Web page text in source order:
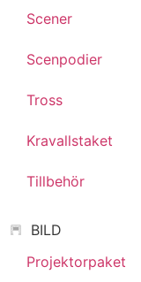
Scener
Scenpodier
Tross
Kravallstaket
Tillbehör
BILD
Projektorpaket